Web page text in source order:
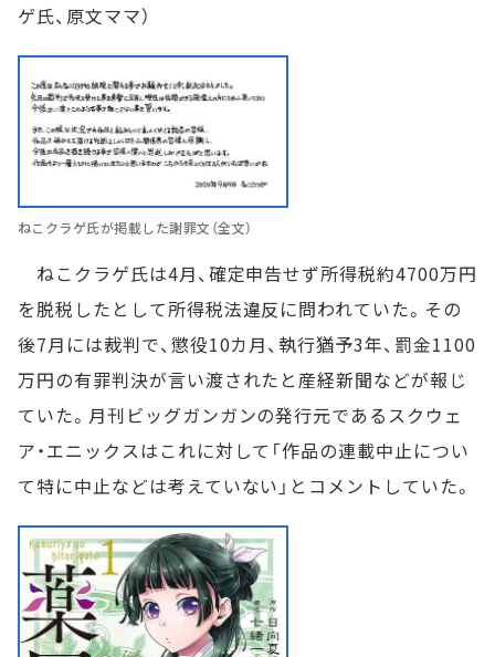
ゲ氏、原文ママ）
ねこクラゲ氏が掲載した謝罪文（全文）
ねこクラゲ氏は4月、確定申告せず所得税約4700万円
を脱税したとして所得税法違反に問われていた。その
後7月には裁判で、懲役10カ月、執行猶予3年、罰金1100
万円の有罪判決が言い渡されたと産経新聞などが報じ
ていた。月刊ビッグガンガンの発行元であるスクウェ
ア・エニックスはこれに対して「作品の連載中止につい
て特に中止などは考えていない」とコメントしていた。